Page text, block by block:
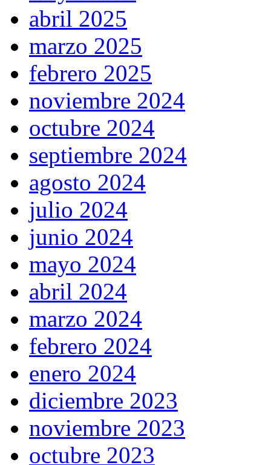
abril 2025
marzo 2025
febrero 2025
noviembre 2024
octubre 2024
septiembre 2024
agosto 2024
julio 2024
junio 2024
mayo 2024
abril 2024
marzo 2024
febrero 2024
enero 2024
diciembre 2023
noviembre 2023
octubre 2023